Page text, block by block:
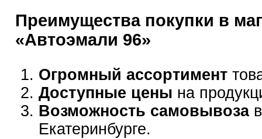
Преимущества покупки в
«Автоэмали 96»
Огромный ассортимент
Доступные цены на
Возможность самовывозав
Екатеринбурге.